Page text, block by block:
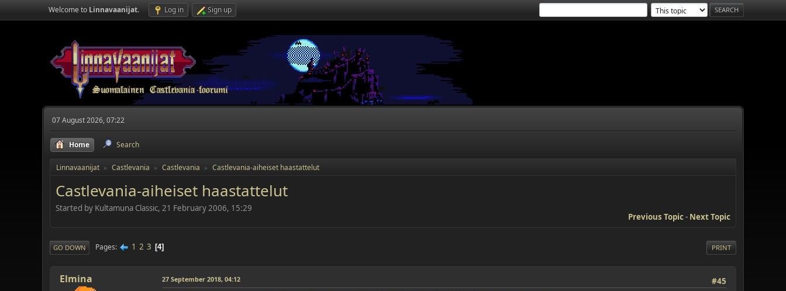
Welcome to Linnavaanijat. Log in Sign up
07 August 2026, 07:22
Home Search
Linnavaanijat ► Castlevania ► Castlevania ► Castlevania-aiheiset haastattelut
Castlevania-aiheiset haastattelut
Started by Kultamuna Classic, 21 February 2006, 15:29
Previous Topic- Next Topic
PRINT
GO DOWN Pages 1 2 3 4
Elmina #45
27 September 2018, 04:12